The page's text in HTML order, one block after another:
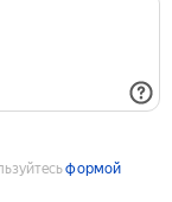
формой